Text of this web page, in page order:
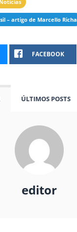
– artigo de Marcello Richa
FACEBOOK
ÚLTIMOS POSTS
editor